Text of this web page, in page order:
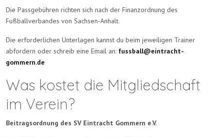
Die Passgebühren richten sich nach der Finanzordnung des
Fußballverbandes von Sachsen-Anhalt.
Die erforderlichen Unterlagen kannst du beim jeweiligen Trainer
abfordern oder schreib eine Email an: fussball@eintracht-
gommern.de
Was kostet die Mitgliedschaft
im Verein?
Beitragsordnung des SV Eintracht Gommern e.V.